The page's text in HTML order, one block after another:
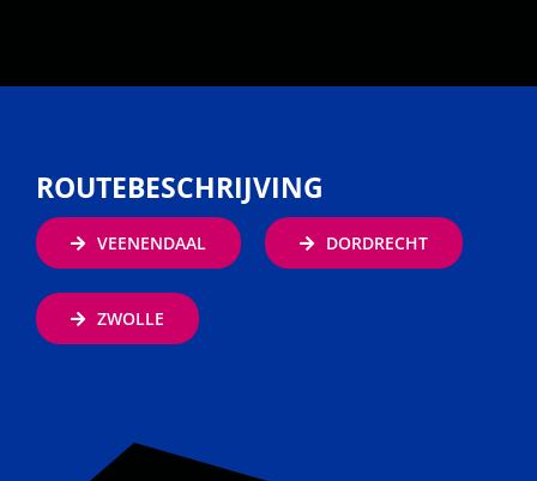
ROUTEBESCHRIJVING
VEENENDAAL DORDRECHT
ZWOLLE